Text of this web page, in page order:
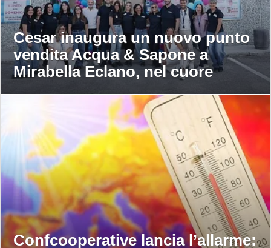
Cesar inaugura un nuovo punto
vendita Acqua & Sapone a
Mirabella Eclano, nel cuore
Confcooperative lancia l’allarme: